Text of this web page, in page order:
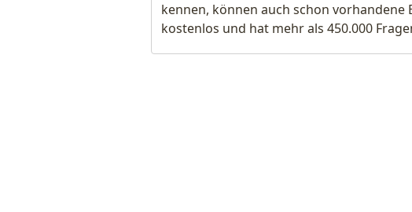
kennen, können auch schon
kostenlos und hat mehr als 450.000